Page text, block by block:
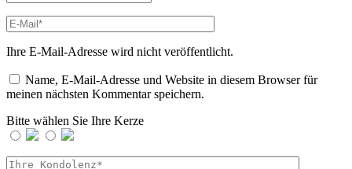
Ihre E-Mail-Adresse wird nicht veröffentlicht.
Name, E-Mail-Adresse und Website in diesem Browser für
meinen nächsten Kommentar speichern.
Bitte wählen Sie Ihre Kerze